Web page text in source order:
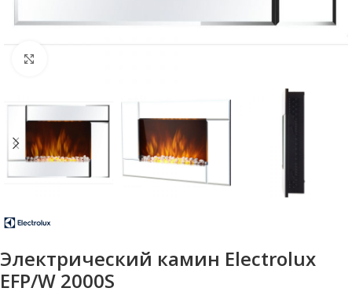
Электрический камин Electrolux
EFP/W 2000S